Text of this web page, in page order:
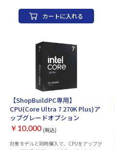
カートに入れる
【ShopBuildPC専用】
CPU(Core Ultra 7 270K Plus)ア
ップグレードオプション
￥10,000 (税込)
対象モデルと同時購入で、CPUをアップグ